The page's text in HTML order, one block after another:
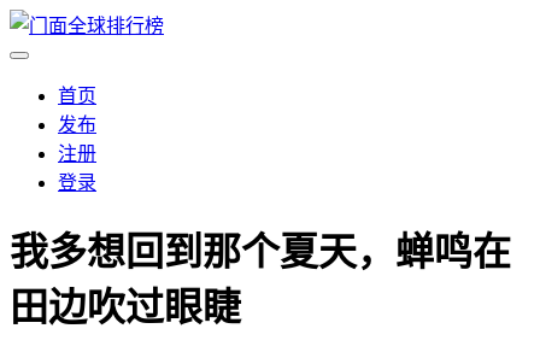
首页
发布
注册
登录
我多想回到那个夏天，蝉鸣在
田边吹过眼睫